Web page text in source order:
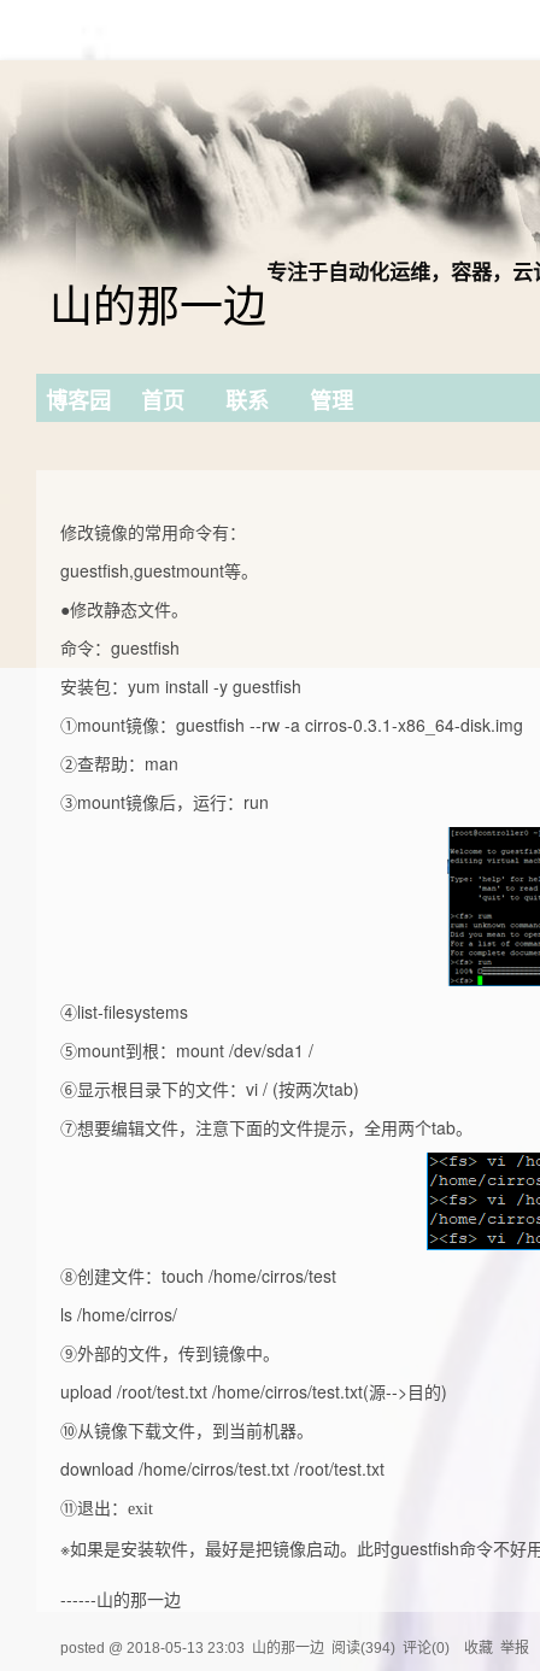
山的那一边
专注于自动化运维，容器，
博客园 首页 联系 管理
修改镜像的常用命令有：
guestfish,guestmount等。
●修改静态文件。
命令：guestfish
安装包：yum install -y guestfish
①mount镜像：guestfish --rw -a cirros-0.3.1-x86_64-disk.img
②查帮助：man
③mount镜像后，运行：run
④list-filesystems
⑤mount到根：mount /dev/sda1 /
⑥显示根目录下的文件：vi / (按两次tab)
⑦想要编辑文件，注意下面的文件提示，全用两个tab。
⑧创建文件：touch /home/cirros/test
ls /home/cirros/
⑨外部的文件，传到镜像中。
upload /root/test.txt /home/cirros/test.txt(源-->目的)
⑩从镜像下载文件，到当前机器。
download /home/cirros/test.txt /root/test.txt
⑪退出： exit
※如果是安装软件，最好是把镜像启动。此时guestfish命令不好
------山的那一边
posted @ 2018-05-13 23:03 山的那一边 阅读(394) 评论(0) 收藏 举报